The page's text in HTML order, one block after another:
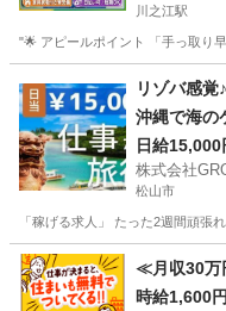
川之江駅
"🌟 アピールポイント 「手っ取り
川之江駅
リゾバ感
沖縄で海の
日給15,000
株式会社
松山市
「稼げる求人」 たった2週間頑張
愛媛 松山市 その他
≪月収30万
時給1,600円